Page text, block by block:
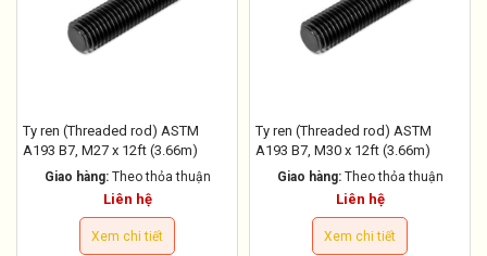
Ty ren (Threaded rod) ASTM
A193 B7, M27 x 12ft (3.66m)
Giao hàng: Theo thỏa thuận
Liên hệ
Xem chi tiết
Ty ren (Threaded rod) ASTM
A193 B7, M30 x 12ft (3.66m)
Giao hàng: Theo thỏa thuận
Liên hệ
Xem chi tiết